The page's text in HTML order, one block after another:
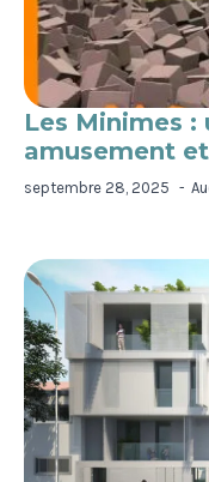
Les Minimes
amusement
septembre 28, 2025